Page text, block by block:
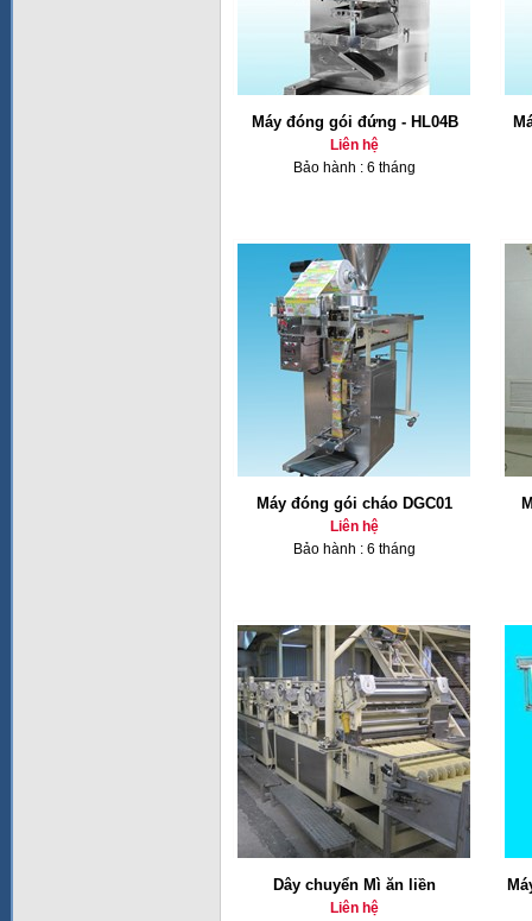
Máy đóng gói đứng - HL04B
Liên hệ
Bảo hành : 6 tháng
Máy đóng gói cháo DGC01
Liên hệ
Bảo hành : 6 tháng
Dây chuyển Mì ăn liền
Liên hệ